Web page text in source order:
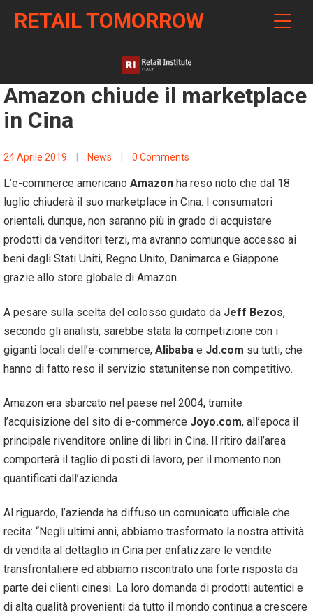
RETAIL TOMORROW
Amazon chiude il marketplace
in Cina
24 Aprile 2019 News 0 Comments
L’e-commerce americano Amazon ha reso noto che dal 18
luglio chiuderà il suo marketplace in Cina. I consumatori
orientali, dunque, non saranno più in grado di acquistare
prodotti da venditori terzi, ma avranno comunque accesso ai
beni dagli Stati Uniti, Regno Unito, Danimarca e Giappone
grazie allo store globale di Amazon.
A pesare sulla scelta del colosso guidato da Jeff Bezos,
secondo gli analisti, sarebbe stata la competizione con i
giganti locali dell’e-commerce, Alibaba e Jd.com su tutti, che
hanno di fatto reso il servizio statunitense non competitivo.
Amazon era sbarcato nel paese nel 2004, tramite
l’acquisizione del sito di e-commerce Joyo.com, all’epoca il
principale rivenditore online di libri in Cina. Il ritiro dall’area
comporterà il taglio di posti di lavoro, per il momento non
quantificati dall’azienda.
Al riguardo, l’azienda ha diffuso un comunicato ufficiale che
recita: “Negli ultimi anni, abbiamo trasformato la nostra attività
di vendita al dettaglio in Cina per enfatizzare le vendite
transfrontaliere ed abbiamo riscontrato una forte risposta da
parte dei clienti cinesi. La loro domanda di prodotti autentici e
di alta qualità provenienti da tutto il mondo continua a crescere